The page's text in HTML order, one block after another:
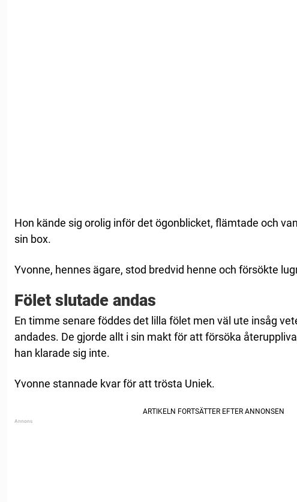
Hon kände sig orolig inför det ögonblicket, flämtade och
sin box.
Yvonne, hennes ägare, stod bredvid henne och försökte
Fölet slutade andas
En timme senare föddes det lilla fölet men väl ute insåg
andades. De gjorde allt i sin makt för att försöka
han klarade sig inte.
Yvonne stannade kvar för att trösta Uniek.